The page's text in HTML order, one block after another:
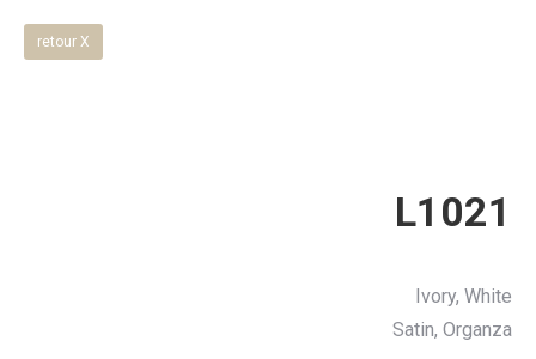
retour X
L1021
Ivory, White
Satin, Organza